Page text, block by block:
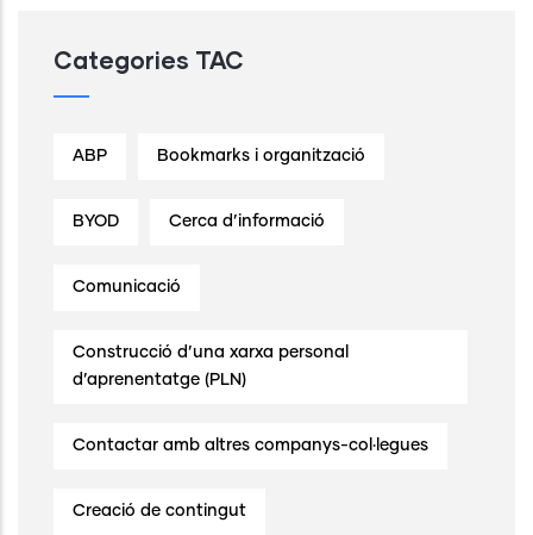
Categories TAC
ABP Bookmarks i organització
BYOD Cerca d’informació
Comunicació
Construcció d’una xarxa personal
d’aprenentatge (PLN)
Contactar amb altres companys-col·legues
Creació de contingut